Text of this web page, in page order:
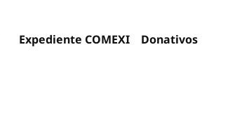
Expediente COMEXI Donativos